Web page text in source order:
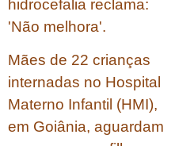
hidrocefalia reclama:
'Não melhora'.
Mães de 22 crianças
internadas no Hospital
Materno Infantil (HMI),
em Goiânia, aguardam